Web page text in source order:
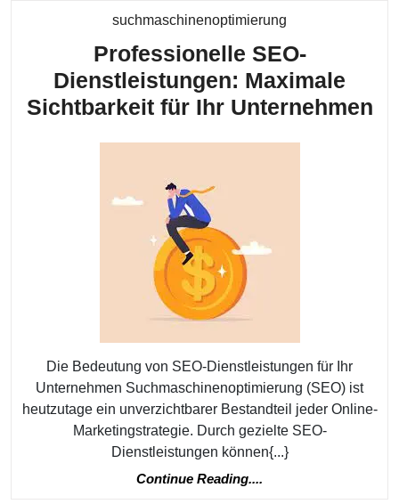
suchmaschinenoptimierung
Professionelle SEO-
Dienstleistungen: Maximale
Sichtbarkeit für Ihr Unternehmen
Die Bedeutung von SEO-Dienstleistungen für Ihr
Unternehmen Suchmaschinenoptimierung (SEO) ist
heutzutage ein unverzichtbarer Bestandteil jeder Online-
Marketingstrategie. Durch gezielte SEO-
Dienstleistungen können{...}
Continue Reading....